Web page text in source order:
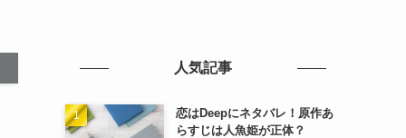
人気記事
恋はDeepにネタバレ！原作あ
らすじは人魚姫が正体？